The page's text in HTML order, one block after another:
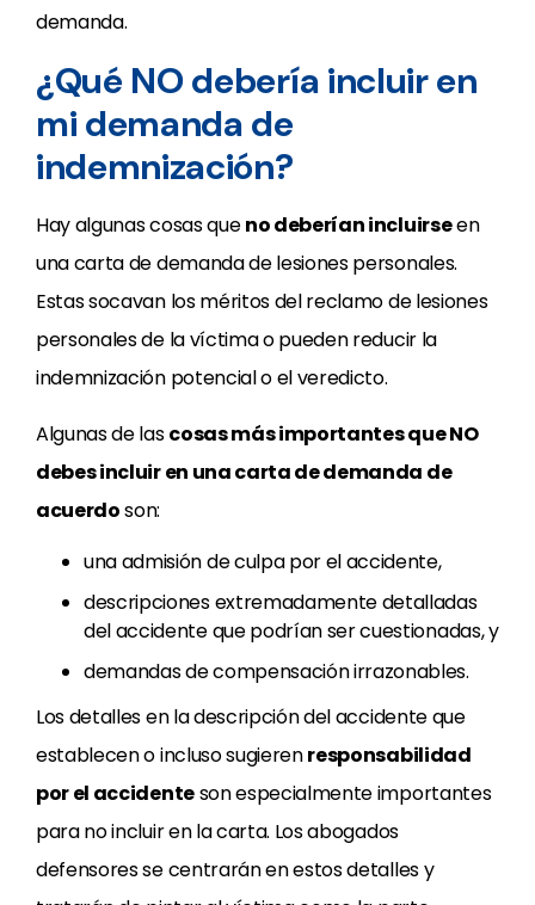
demanda.
¿Qué NO debería incluir en
mi demanda de
indemnización?
Hay algunas cosas queno deberían incluirseen
una carta de demanda de lesiones personales.
Estas socavan los méritos del reclamo de lesiones
personales de la víctima o pueden reducir la
indemnización potencial o el veredicto.
Algunas de lascosas más importantes que NO
debes incluir en una carta de demanda de
acuerdoson:
una admisión de culpa por el accidente,
descripciones extremadamente detalladas
del accidente que podrían ser cuestionadas, y
demandas de compensación irrazonables.
Los detalles en la descripción del accidente que
establecen o incluso sugierenresponsabilidad
por el accidenteson especialmente importantes
para no incluir en la carta. Los abogados
defensores se centrarán en estos detalles y